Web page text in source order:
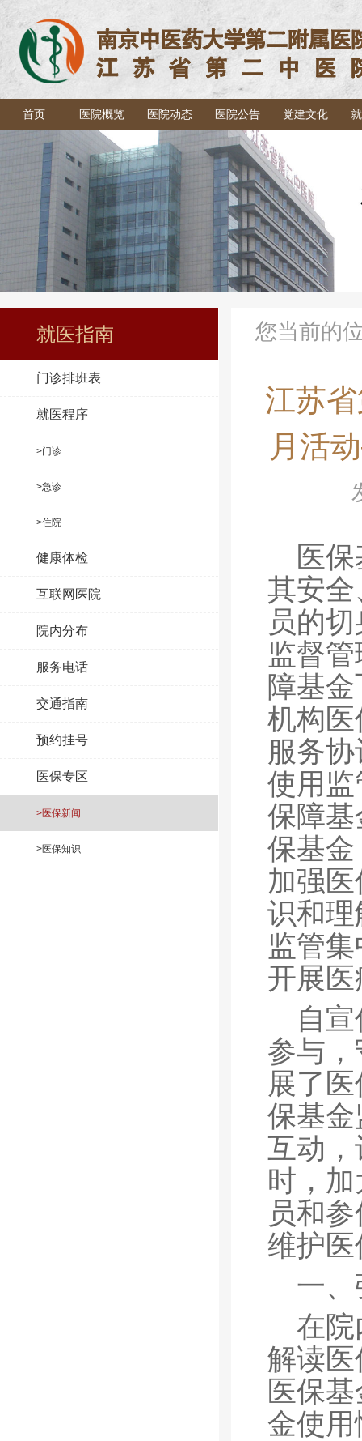
首页 医院概览 医院动态 医院公告 党建文化
就医指南
门诊排班表
就医程序
>门诊
>急诊
>住院
健康体检
互联网医院
院内分布
服务电话
交通指南
预约挂号
医保专区
>医保新闻
>医保知识
您当前的
江苏
月活
医
其安
员的
监督
障基
机构
服务
使用
保障
保基
加强
识和理
监管
开展
自
参与
展了
保基
互动
时，
员和
维护
一
在院
解读
医保
金使